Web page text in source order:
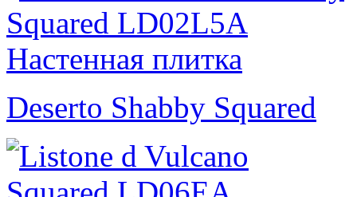
Deserto Shabby Squared